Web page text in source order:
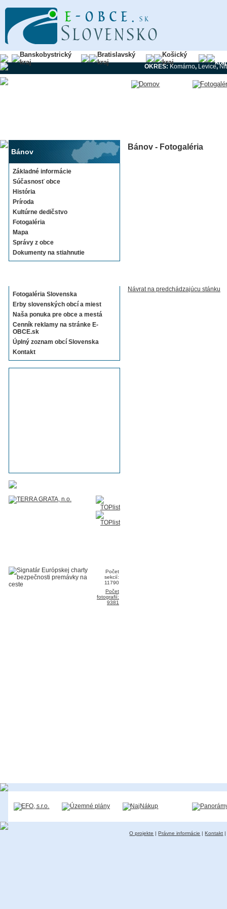
Banskobystrický
kraj
Bratislavský
kraj
Košický
kraj
kraj
OKRES:Komárno, Levice,
Bánov
Základné informácie
Súčasnosť obce
História
Príroda
Kultúrne dedičstvo
Fotogaléria
Mapa
Správy z obce
Dokumenty na stiahnutie
Fotogaléria Slovenska
Erby slovenských obcí a miest
Naša ponuka pre obce a mestá
Cenník reklamy na stránke E-
OBCE.sk
Úplný zoznam obcí Slovenska
Kontakt
Počet
sekcií:
11790
Počet
fotografií:
9381
Bánov - Fotogaléria
Návrat na predchádzajúcu stánku
O projekte |Právne informácie |Kontakt